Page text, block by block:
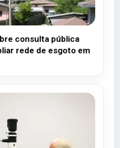
consulta pública
rede de esgoto em